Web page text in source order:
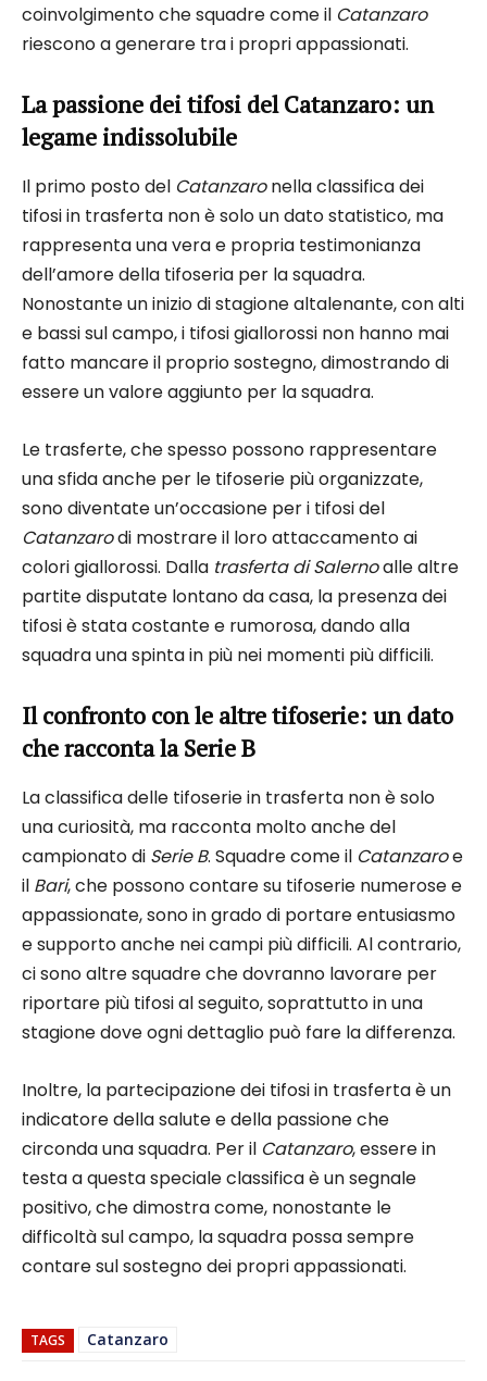
coinvolgimento che squadre come il Catanzaro
riescono a generare tra i propri appassionati.
La passione dei tifosi del Catanzaro: un
legame indissolubile
Il primo posto del Catanzaronella classifica dei
tifosi in trasferta non è solo un dato statistico, ma
rappresenta una vera e propria testimonianza
dell’amore della tifoseria per la squadra.
Nonostante un inizio di stagione altalenante, con alti
e bassi sul campo, i tifosi giallorossi non hanno mai
fatto mancare il proprio sostegno, dimostrando di
essere un valore aggiunto per la squadra.
Le trasferte, che spesso possono rappresentare
una sfida anche per le tifoserie più organizzate,
sono diventate un’occasione per i tifosi del
Catanzarodi mostrare il loro attaccamento ai
colori giallorossi. Dalla trasferta di Salernoalle altre
partite disputate lontano da casa, la presenza dei
tifosi è stata costante e rumorosa, dando alla
squadra una spinta in più nei momenti più difficili.
Il confronto con le altre tifoserie: un dato
che racconta la Serie B
La classifica delle tifoserie in trasferta non è solo
una curiosità, ma racconta molto anche del
campionato di Serie B. Squadre come il Catanzaroe
il Bari, che possono contare su tifoserie numerose e
appassionate, sono in grado di portare entusiasmo
e supporto anche nei campi più difficili. Al contrario,
ci sono altre squadre che dovranno lavorare per
riportare più tifosi al seguito, soprattutto in una
stagione dove ogni dettaglio può fare la differenza.
Inoltre, la partecipazione dei tifosi in trasferta è un
indicatore della salute e della passione che
circonda una squadra. Per il Catanzaro, essere in
testa a questa speciale classifica è un segnale
positivo, che dimostra come, nonostante le
difficoltà sul campo, la squadra possa sempre
contare sul sostegno dei propri appassionati.
TAGS Catanzaro